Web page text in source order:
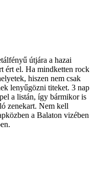
útjára a hazai
ért el. Ha mindketten rock
hiszen nem csak
lenyűgözni titeket. 3 nap
a listán, így bármikor is
zenekart. Nem kell
a Balaton vizében